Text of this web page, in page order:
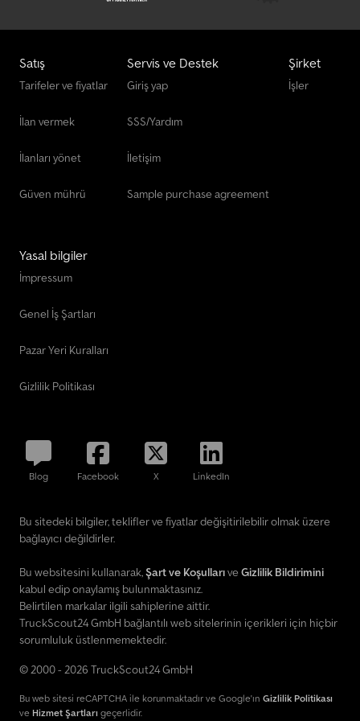
Renault Mobil Vinç
Vinçli Kancalı Kamyon
Satış
Tarifeler ve fiyatlar
İlan vermek
İlanları yönet
Güven mührü
Servis ve Destek
Giriş yap
SSS/Yardım
İletişim
Sample purchase agreement
Şirket
İşler
Yasal bilgiler
İmpressum
Genel İş Şartları
Pazar Yeri Kuralları
Gizlilik Politikası
Blog Facebook X LinkedIn
Bu sitedeki bilgiler, teklifler ve fiyatlar değişitirilebilir olmak üzere
bağlayıcı değildirler.
Bu websitesini kullanarak,Şart ve Koşullarıve Gizlilik Bildirimini
kabul edip onaylamış bulunmaktasınız.
Belirtilen markalar ilgili sahiplerine aittir.
TruckScout24 GmbH bağlantılı web sitelerinin içerikleri için hiçbir
sorumluluk üstlenmemektedir.
© 2000 - 2026 TruckScout24 GmbH
Bu web sitesi reCAPTCHA ile korunmaktadır ve Google'ın Gizlilik Politikası
ve Hizmet Şartları geçerlidir.